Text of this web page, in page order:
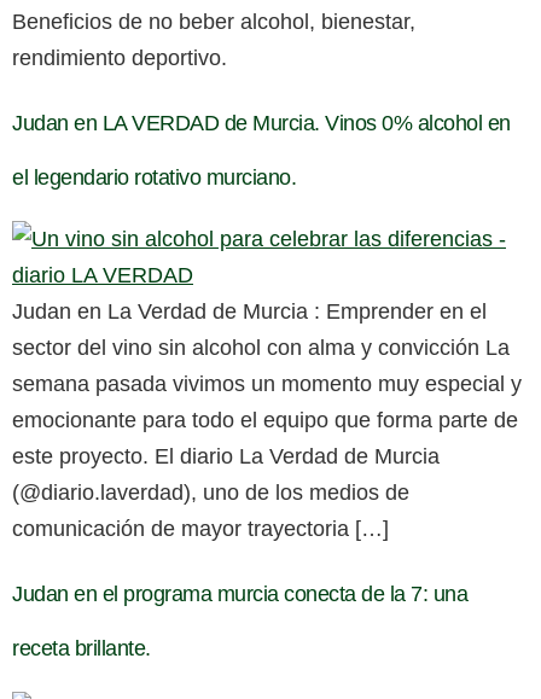
Beneficios de no beber alcohol, bienestar,
rendimiento deportivo.
Judan en LA VERDAD de Murcia. Vinos 0% alcohol en
el legendario rotativo murciano.
Judan en La Verdad de Murcia : Emprender en el
sector del vino sin alcohol con alma y convicción La
semana pasada vivimos un momento muy especial y
emocionante para todo el equipo que forma parte de
este proyecto. El diario La Verdad de Murcia
(@diario.laverdad), uno de los medios de
comunicación de mayor trayectoria […]
Judan en el programa murcia conecta de la 7: una
receta brillante.